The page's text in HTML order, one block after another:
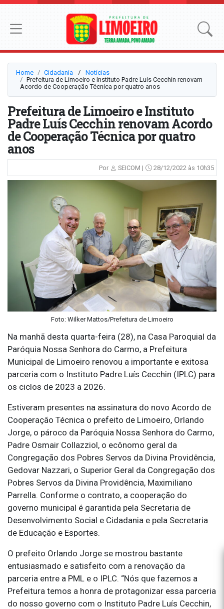
Home Cidadania ⠀/⠀ Notícias
Prefeitura de Limoeiro e Instituto Padre Luís Cecchin renovam
Acordo de Cooperação Técnica por quatro anos
Prefeitura de Limoeiro e Instituto
Padre Luís Cecchin renovam Acordo
de Cooperação Técnica por quatro
anos
Por SEICOM | 28/12/2022 às 10h35
Foto: Wilker Mattos/Prefeitura de Limoeiro
Na manhã desta quarta-feira (28), na Casa Paroquial da
Paróquia Nossa Senhora do Carmo, a Prefeitura
Municipal de Limoeiro renovou a importante e exitosa
parceria com o Instituto Padre Luís Cecchin (IPLC) para
os ciclos de 2023 a 2026.
Estiveram presentes na assinatura do novo Acordo de
Cooperação Técnica o prefeito de Limoeiro, Orlando
Jorge, o pároco da Paróquia Nossa Senhora do Carmo,
Padre Osmair Collazziol, o ecônomo geral da
Congregação dos Pobres Servos da Divina Providência,
Gedovar Nazzari, o Superior Geral da Congregação dos
Pobres Servos da Divina Providência, Maximiliano
Parrella. Conforme o contrato, a cooperação do
governo municipal é garantida pela Secretaria de
Desenvolvimento Social e Cidadania e pela Secretaria
de Educação e Esportes.
O prefeito Orlando Jorge se mostrou bastante
entusiasmado e satisfeito com a renovação da
parceria entre a PML e o IPLC. “Nós que fazemos a
Prefeitura temos a honra de protagonizar essa parceria
do nosso governo com o Instituto Padre Luís Cecchin,